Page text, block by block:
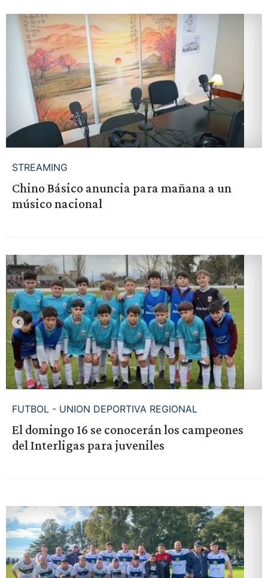
STREAMING
Chino Básico anuncia para mañana a un
músico nacional
FUTBOL - UNION DEPORTIVA REGIONAL
El domingo 16 se conocerán los campeones
del Interligas para juveniles